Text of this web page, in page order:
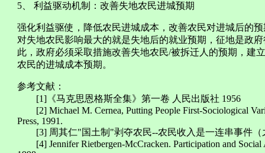
5、 利益驱动机制：改善失地农民进城预期
强化利益驱使，降低农民进城成本，改善农民对进城后的
对失地农民影响最大的就是失地后的就业预期，征地是政
此，政府必须采取措施改善失地农民/被拆迁人的预期，建
农民的进城成本预期。
参考文献：
[1]《马克思恩格斯全集》第一卷 人民出版社 1956
[2] Michael M. Cernea, Putting People First-Sociological
Press, 1991.
[3] 周其仁"国土制"剥夺农民--农民收入是一连串事件（之
[4] Jennifer Rietbergen-McCracken. Participation and Social